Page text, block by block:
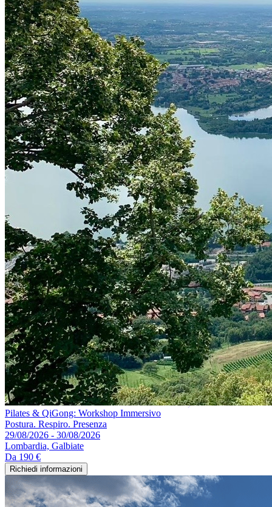
Pilates & QiGong: Workshop Immersivo
Postura. Respiro. Presenza
29/08/2026 - 30/08/2026
Lombardia, Galbiate
Da 190 €
Richiedi informazioni